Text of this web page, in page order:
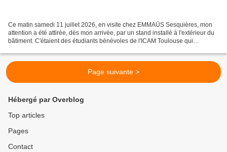
Ce matin samedi 11 juillet 2026, en visite chez EMMAÜS Sesquières, mon
attention a été attirée, dès mon arrivée, par un stand installé à l'extérieur du
bâtiment. C'étaient des étudiants bénévoles de l'ICAM Toulouse qui
Page suivante >
Hébergé par Overblog
Top articles
Pages
Contact